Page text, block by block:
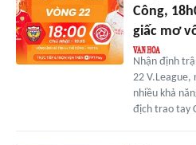
Công,
giấc mơ
Nhận định
22 V.League,
nhiều khả
địch trao tay